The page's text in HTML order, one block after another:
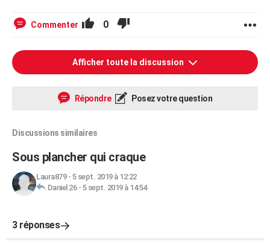
Commenter 0
Afficher toute la discussion
Répondre Posez votre question
Discussions similaires
Sous plancher qui craque
Laura879- 5 sept. 2019 à 12:22
Daniel 26- 5 sept. 2019 à 14:54
3 réponses